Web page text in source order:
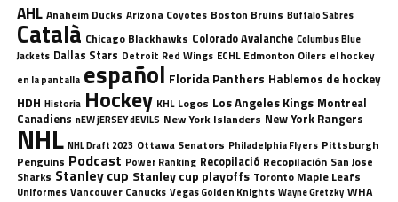
AHL Anaheim Ducks Arizona Coyotes Boston Bruins Buffalo Sabres
Català Chicago Blackhawks Colorado Avalanche Columbus Blue
Jackets Dallas Stars Detroit Red Wings ECHL Edmonton Oilers el hockey
en la pantalla español Florida Panthers Hablemos de hockey
HDH Historia Hockey KHL Logos Los Angeles Kings Montreal
Canadiens nEW jERSEY dEVILS New York Islanders New York Rangers
NHL NHL Draft 2023 Ottawa Senators Philadelphia Flyers Pittsburgh
Penguins Podcast Power Ranking Recopilació Recopilación San Jose
Sharks Stanley cup Stanley cup playoffs Toronto Maple Leafs
Uniformes Vancouver Canucks Vegas Golden Knights Wayne Gretzky WHA